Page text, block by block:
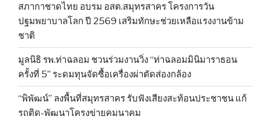
สภากาชาดไทย อบรม อสต.สมุทรสาคร โครงการวัน
ปฐมพยาบาลโลก ปี 2569 เสริมทักษะช่วยเหลือแรงงานข้าม
ชาติ
มูลนิธิ รพ.ท่าฉลอม ชวนร่วมงานวิ่ง “ท่าฉลอมมินิมาราธอน
ครั้งที่ 5” ระดมทุนจัดซื้อเครื่องผ่าตัดส่องกล้อง
“พิพัฒน์” ลงพื้นที่สมุทรสาคร รับฟังเสียงสะท้อนประชาชน แก้
รถติด-พัฒนาโครงข่ายคมนาคม